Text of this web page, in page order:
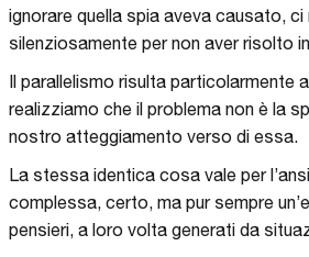
ignorare quella spia aveva causato, ci
silenziosamente per non aver risolto
Il parallelismo risulta particolarmente
realizziamo che il problema non è la
nostro atteggiamento verso di essa.
La stessa identica cosa vale per
complessa, certo, ma pur sempre
pensieri, a loro volta generati da